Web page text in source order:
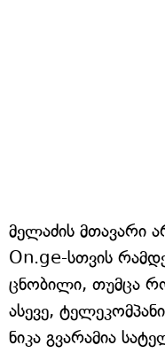
მელაძის მთავარი
On.ge-სთვის
ცნობილი, თუმცა
ასევე,
ნიკა გვარამია